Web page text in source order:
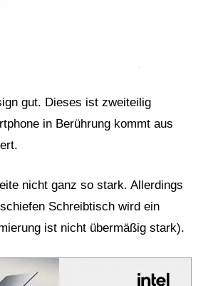
gut. Dieses ist zweiteilig
in Berührung kommt aus
nicht ganz so stark. Allerdings
Schreibtisch wird ein
ist nicht übermäßig stark).